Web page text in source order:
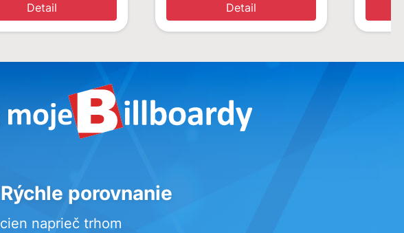
Detail Detail
Rýchle porovnanie
cien naprieč trhom